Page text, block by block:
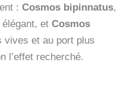
: Cosmos bipinnatus,
et Cosmos
vives et au port plus
l’effet recherché.